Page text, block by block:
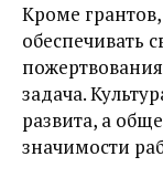
Кроме
обеспечивать
задача.
развита, а
значимости